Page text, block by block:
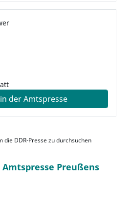
der Amtspresse
die DDR-Presse zu durchsuchen
Preußens